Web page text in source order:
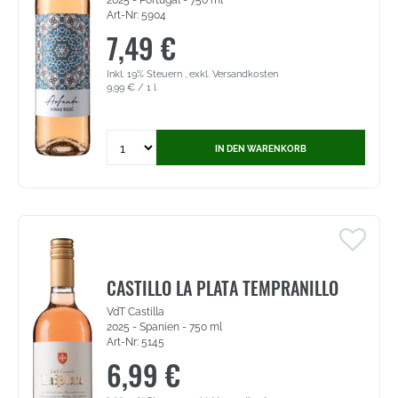
(4997)
Art-Nr: 5904
7,49 €
Inkl. 19% Steuern , exkl. Versandkosten
9,99 € / 1 l
for
Vinho
(5904)
IN DEN WARENKORB
CASTILLO LA PLATA TEMPRANILLO
VdT Castilla
2025 - Spanien - 750 ml
Art-Nr: 5145
6,99 €